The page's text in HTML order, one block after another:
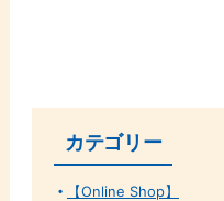
カテゴリー
【Online Shop】